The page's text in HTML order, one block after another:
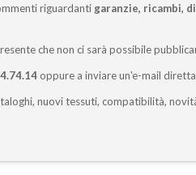
riguardanti garanzie, ricambi,
che non ci sarà possibile
oppure a inviare un'e-mail
nuovi tessuti, compatibilità,